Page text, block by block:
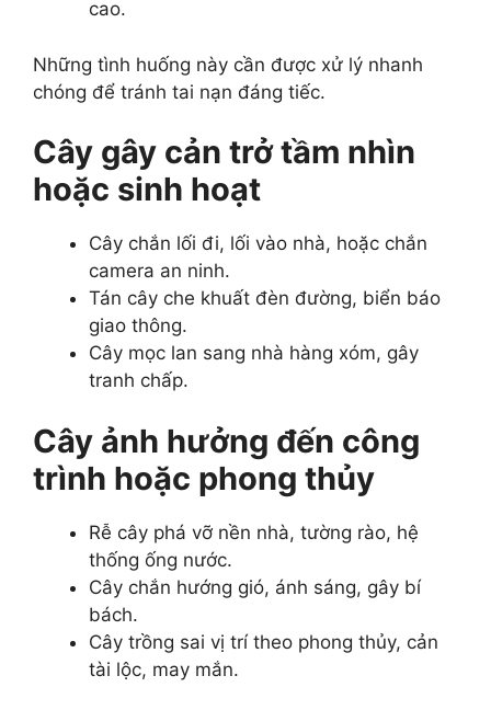
cao.
Những tình huống này cần được xử lý nhanh
chóng để tránh tai nạn đáng tiếc.
Cây gây cản trở tầm nhìn
hoặc sinh hoạt
Cây chắn lối đi, lối vào nhà, hoặc chắn
camera an ninh.
Tán cây che khuất đèn đường, biển báo
giao thông.
Cây mọc lan sang nhà hàng xóm, gây
tranh chấp.
Cây ảnh hưởng đến công
trình hoặc phong thủy
Rễ cây phá vỡ nền nhà, tường rào, hệ
thống ống nước.
Cây chắn hướng gió, ánh sáng, gây bí
bách.
Cây trồng sai vị trí theo phong thủy, cản
tài lộc, may mắn.